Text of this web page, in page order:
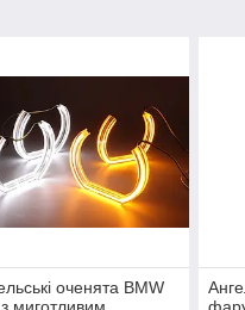
оченята BMW